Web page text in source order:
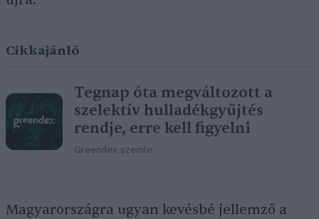
Cikkajánló
Tegnap óta megváltozott a
szelektív hulladékgyűjtés
rendje, erre kell figyelni
Greendex szemle
Magyarországra ugyan kevésbé jellemző a